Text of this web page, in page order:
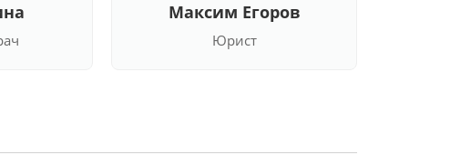
Максим Егоров
Юрист